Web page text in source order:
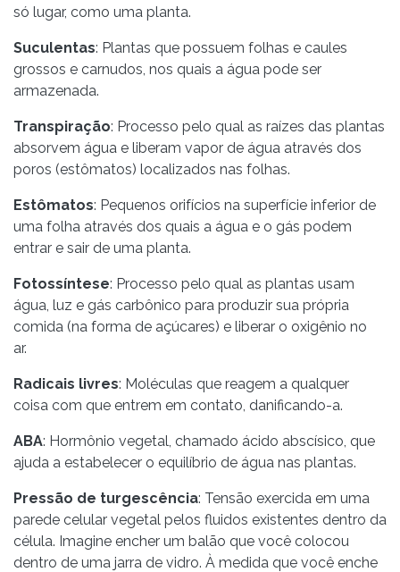
só lugar, como uma planta.
Suculentas: Plantas que possuem folhas e caules
grossos e carnudos, nos quais a água pode ser
armazenada.
Transpiração: Processo pelo qual as raízes das plantas
absorvem água e liberam vapor de água através dos
poros (estômatos) localizados nas folhas.
Estômatos: Pequenos orifícios na superfície inferior de
uma folha através dos quais a água e o gás podem
entrar e sair de uma planta.
Fotossíntese: Processo pelo qual as plantas usam
água, luz e gás carbônico para produzir sua própria
comida (na forma de açúcares) e liberar o oxigênio no
ar.
Radicais livres: Moléculas que reagem a qualquer
coisa com que entrem em contato, danificando-a.
ABA: Hormônio vegetal, chamado ácido abscísico, que
ajuda a estabelecer o equilíbrio de água nas plantas.
Pressão de turgescência: Tensão exercida em uma
parede celular vegetal pelos fluidos existentes dentro da
célula. Imagine encher um balão que você colocou
dentro de uma jarra de vidro. À medida que você enche